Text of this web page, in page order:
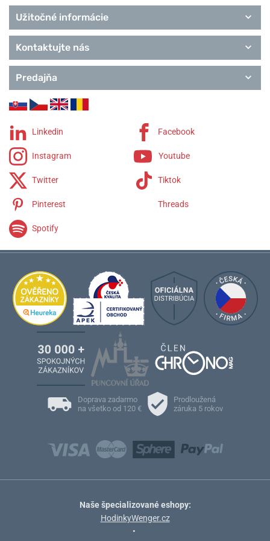
Užitočné informácie
Kontaktujte nás
Predajňa
Linkedin Facebook
Instagram Youtube
Twitter Tiktok
Pinterest Threads
Spotify
Doprava zadarmo
na všetko od 120 €
Prodloužená
záruka 5 rokov
Naše špecializované eshopy:
HodinkyWenger.cz
•